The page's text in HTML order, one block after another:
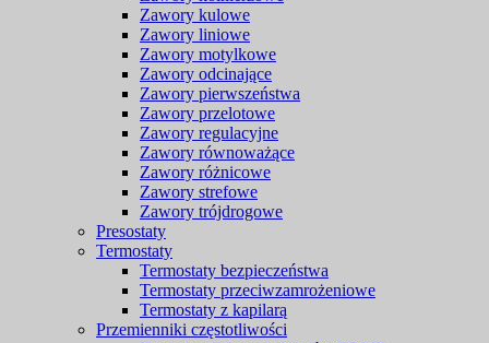
Zawory kulowe
Zawory liniowe
Zawory motylkowe
Zawory odcinające
Zawory pierwszeństwa
Zawory przelotowe
Zawory regulacyjne
Zawory równoważące
Zawory różnicowe
Zawory strefowe
Zawory trójdrogowe
Presostaty
Termostaty
Termostaty bezpieczeństwa
Termostaty przeciwzamrożeniowe
Termostaty z kapilarą
Przemienniki częstotliwości